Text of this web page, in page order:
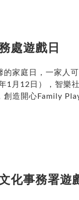
處遊戲日
家庭日，一家人
1月12日），智樂
創造開心Family
化事務署遊